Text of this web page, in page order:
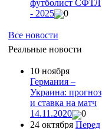
футболист СФТЛ
- 2025
0
Все новости
Реальные новости
10 ноября
Германия –
Украина: прогноз
и ставка на матч
14.11.2020
0
24 октября Перед